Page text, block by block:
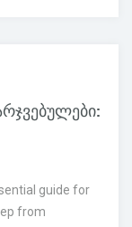
guide for
from